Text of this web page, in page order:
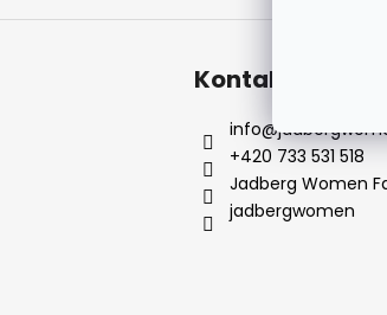
Kontakt
info@
+420 733 531 518
Jadberg Women
jadbergwomen